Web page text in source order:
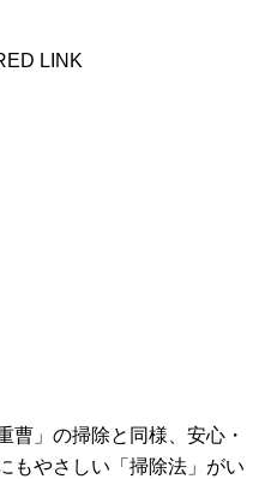
LINK
曹」の掃除と同様、安心・
もやさしい「掃除法」がい